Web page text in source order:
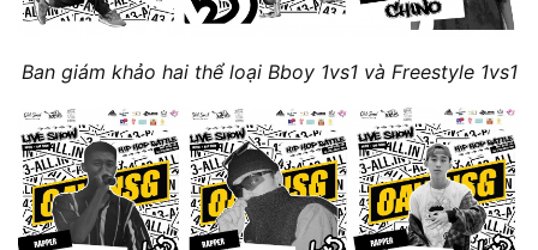
Ban giám khảo hai thể loại Bboy 1vs1 và Freestyle 1vs1